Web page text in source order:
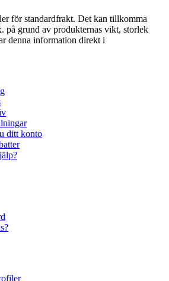
för standardfrakt. Det kan tillkomma
på grund av produkternas vikt, storlek
denna information direkt i
ditt konto